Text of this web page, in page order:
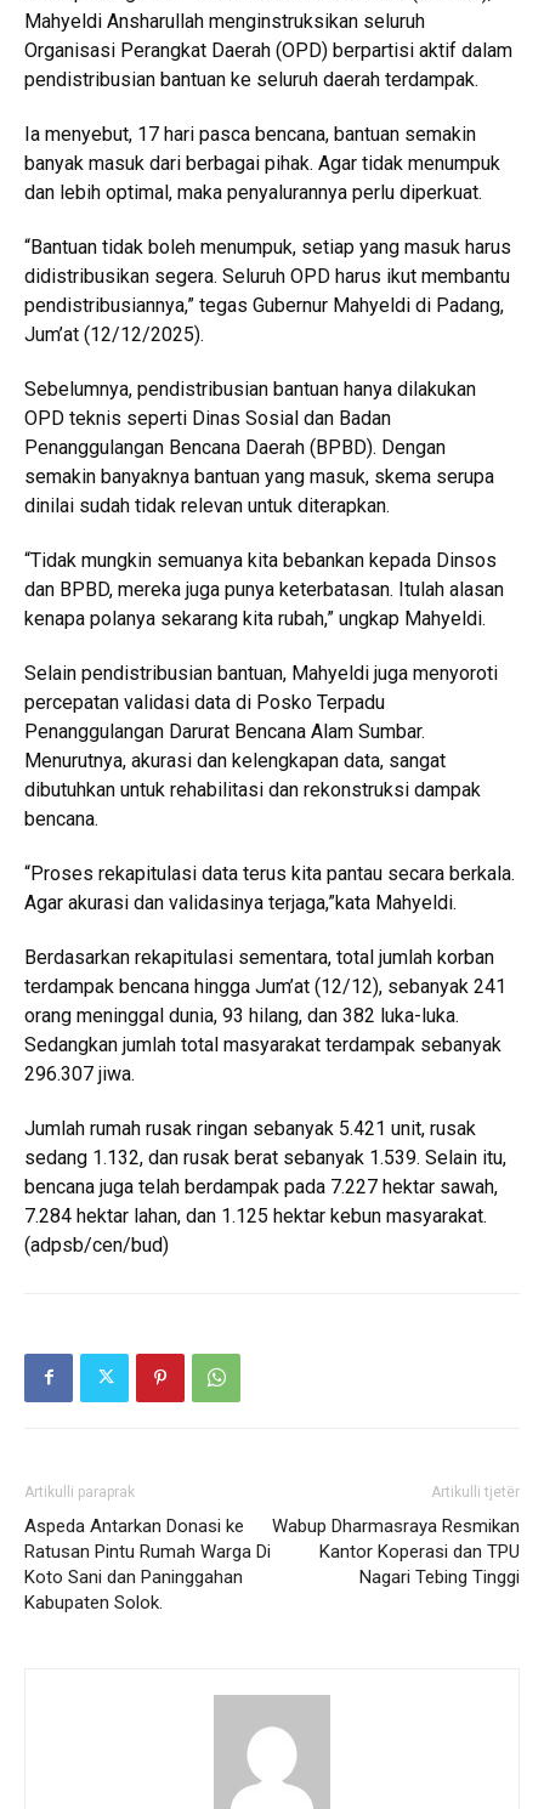
Mahyeldi Ansharullah menginstruksikan seluruh
Organisasi Perangkat Daerah (OPD) berpartisi aktif dalam
pendistribusian bantuan ke seluruh daerah terdampak.
Ia menyebut, 17 hari pasca bencana, bantuan semakin
banyak masuk dari berbagai pihak. Agar tidak menumpuk
dan lebih optimal, maka penyalurannya perlu diperkuat.
“Bantuan tidak boleh menumpuk, setiap yang masuk harus
didistribusikan segera. Seluruh OPD harus ikut membantu
pendistribusiannya,” tegas Gubernur Mahyeldi di Padang,
Jum’at (12/12/2025).
Sebelumnya, pendistribusian bantuan hanya dilakukan
OPD teknis seperti Dinas Sosial dan Badan
Penanggulangan Bencana Daerah (BPBD). Dengan
semakin banyaknya bantuan yang masuk, skema serupa
dinilai sudah tidak relevan untuk diterapkan.
“Tidak mungkin semuanya kita bebankan kepada Dinsos
dan BPBD, mereka juga punya keterbatasan. Itulah alasan
kenapa polanya sekarang kita rubah,” ungkap Mahyeldi.
Selain pendistribusian bantuan, Mahyeldi juga menyoroti
percepatan validasi data di Posko Terpadu
Penanggulangan Darurat Bencana Alam Sumbar.
Menurutnya, akurasi dan kelengkapan data, sangat
dibutuhkan untuk rehabilitasi dan rekonstruksi dampak
bencana.
“Proses rekapitulasi data terus kita pantau secara berkala.
Agar akurasi dan validasinya terjaga,”kata Mahyeldi.
Berdasarkan rekapitulasi sementara, total jumlah korban
terdampak bencana hingga Jum’at (12/12), sebanyak 241
orang meninggal dunia, 93 hilang, dan 382 luka-luka.
Sedangkan jumlah total masyarakat terdampak sebanyak
296.307 jiwa.
Jumlah rumah rusak ringan sebanyak 5.421 unit, rusak
sedang 1.132, dan rusak berat sebanyak 1.539. Selain itu,
bencana juga telah berdampak pada 7.227 hektar sawah,
7.284 hektar lahan, dan 1.125 hektar kebun masyarakat.
(adpsb/cen/bud)
Artikulli paraprak
Aspeda Antarkan Donasi ke
Ratusan Pintu Rumah Warga Di
Koto Sani dan Paninggahan
Kabupaten Solok.
Artikulli tjetër
Wabup Dharmasraya Resmikan
Kantor Koperasi dan TPU
Nagari Tebing Tinggi